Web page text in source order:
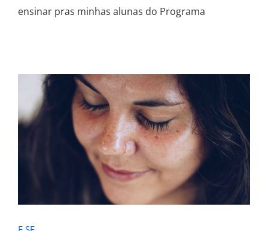
ensinar pras minhas alunas do Programa
E SE …